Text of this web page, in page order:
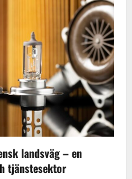
landsväg – en
tjänstesektor